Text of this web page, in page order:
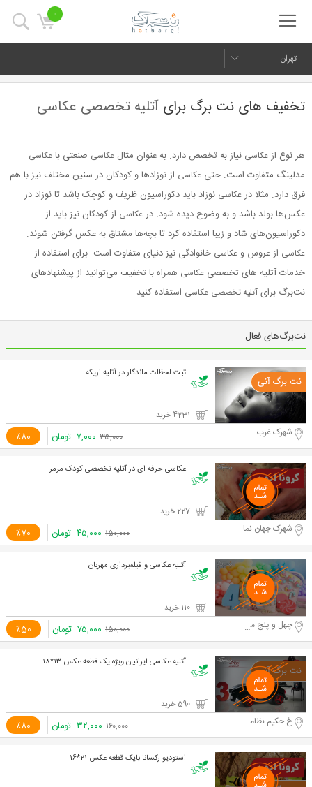
0
تهران
تخفیف های نت برگ برای آتلیه تخصصی عکاسی
هر نوع از عکاسی نیاز به تخصص دارد. به عنوان مثال عکاسی صنعتی با عکاسی
مدلینگ متفاوت است. حتی عکاسی از نوزادها و کودکان در سنین مختلف نیز با هم
فرق دارد. مثلا در عکاسی نوزاد باید دکوراسیون ظریف و کوچک باشد تا نوزاد در
عکس‌ها بولد باشد و به وضوح دیده شود. در عکاسی از کودکان نیز باید از
دکوراسیون‌های شاد و زیبا استفاده کرد تا بچه‌ها مشتاق به عکس گرفتن شوند.
عکاسی از عروس و عکاسی خانوادگی نیز دنیای متفاوت است. برای استفاده از
خدمات آتلیه های تخصصی عکاسی همراه با تخفیف می‌توانید از پیشنهادهای
نت‌برگ برای آتلیه تخصصی عکاسی استفاده کنید.
نت‌برگ‌های فعال
ثبت لحظات ماندگار در آتلیه اریکه
٪80 شهرک غرب ۳۵,۰۰۰ ۷,۰۰۰ تومان
عکاسی حرفه ای در آتلیه تخصصی کودک مرمر
٪70 شهرک جهان نما ۱۵۰,۰۰۰ ۴۵,۰۰۰ تومان
آتلیه عکاسی و فیلمبرداری مهربان
٪50 چهل و پنج متری گلشهر ۱۵۰,۰۰۰ ۷۵,۰۰۰ تومان
آتلیه عکاسی ایرانیان ویژه یک قطعه عکس ۱۳*۱۸
٪80 خ حکیم نظامی ، خیابان شهید موحدیان ۱۶۰,۰۰۰ ۳۲,۰۰۰ تومان
استودیو رکسانا بایک قطعه عکس 21*16